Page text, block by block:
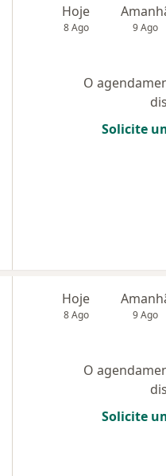
Hoje
8 Ago 9 Ago
O
Solicite
Hoje
8 Ago 9 Ago
O
Solicite